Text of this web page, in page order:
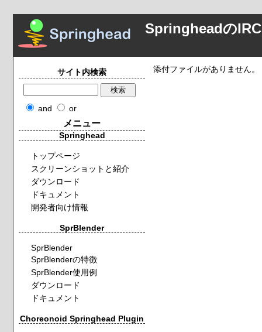
Springheadの
添付ファイルがありません。
サイト内検索
and or
メニュー
Springhead
トップページ
スクリーンショットと紹介
ダウンロード
ドキュメント
開発者向け情報
SprBlender
SprBlender
SprBlenderの特徴
SprBlender使用例
ダウンロード
ドキュメント
Choreonoid Springhead Plugin